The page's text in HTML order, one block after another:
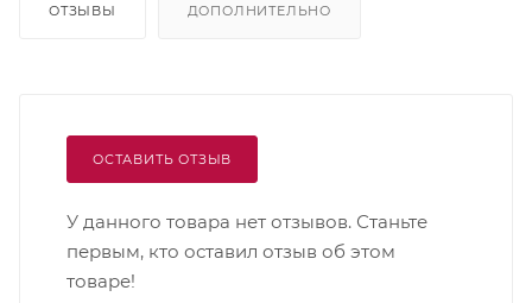
ОТЗЫВЫ ДОПОЛНИТЕЛЬНО
ОСТАВИТЬ ОТЗЫВ
У данного товара нет отзывов. Станьте
первым, кто оставил отзыв об этом
товаре!